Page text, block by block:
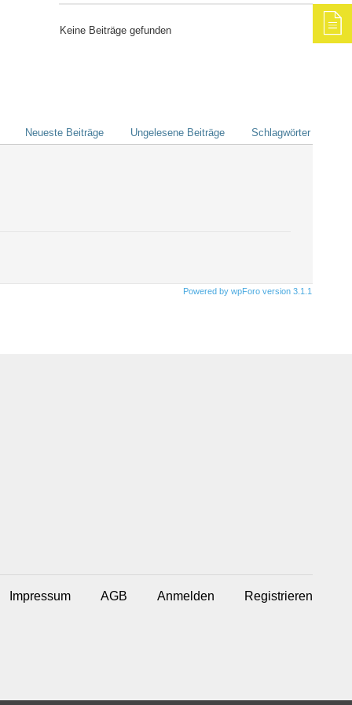
Keine Beiträge gefunden
Neueste Beiträge Ungelesene Beiträge Schlagwörter
Powered by wpForo version 3.1.1
Impressum AGB Anmelden Registrieren